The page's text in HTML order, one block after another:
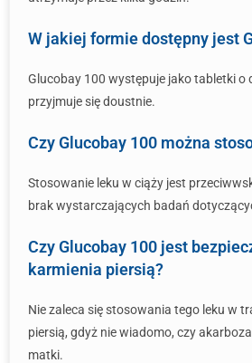
W jakiej formie dostępny jest
Glucobay 100 występuje jako tabletki o
przyjmuje się doustnie.
Czy Glucobay 100 można
Stosowanie leku w ciąży jest
brak wystarczających badań
Czy Glucobay 100 jest
karmienia piersią?
Nie zaleca się stosowania tego leku w
piersią, gdyż nie wiadomo, czy
matki.